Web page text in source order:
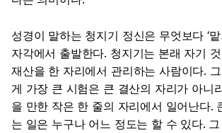
성경이 말하는 청지기 정신은 무엇보다 ‘맡
자각에서 출발한다. 청지기는 본래 자기
재산을 한 자리에서 관리하는 사람이다.
게 가장 큰 시험은 큰 결산의 자리가 아니
을 만한 작은 한 줄의 자리에서 일어난다.
는 일은 누구나 어느 정도는 할 수 있다.